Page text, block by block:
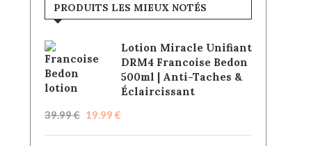
PRODUITS LES MIEUX NOTÉS
Lotion Miracle Unifiant
DRM4 Francoise Bedon
500ml | Anti-Taches &
Éclaircissant
39.99€ 19.99 €